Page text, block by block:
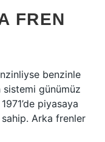
FREN
benzinle
sistemi günümüz
piyasaya
Arka frenler